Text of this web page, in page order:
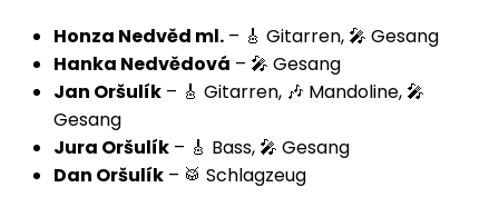
Honza Nedvěd ml. – 🎸 Gitarren, 🎤 Gesang
Hanka Nedvědová – 🎤 Gesang
Jan Oršulík – 🎸 Gitarren, 🎶 Mandoline, 🎤
Gesang
Jura Oršulík – 🎸 Bass, 🎤 Gesang
Dan Oršulík – 🥁 Schlagzeug